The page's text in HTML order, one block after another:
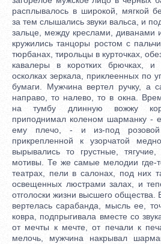
расплывалось в широкой, мягкой
за тем слышались звуки вальса, и
зальце, между креслами, диванами
кружились танцоры ростом с
тюрбанах, тирольцы в курточках,
кавалеры в коротких брючках,
осколках зеркала, приклеенных по
бумаги. Мужчина вертел ручку, а
направо, то налево, то в окна.
на тумбу длинную вожжу
приподнимал коленом шарманку -
ему плечо, - и из-под розовой
прикрепленной к узорчатой
вырывались то грустные,
мотивы. Те же самые мелодии где-
театрах, пели в салонах, под них
освещенных люстрами залах, и
отголоски жизни высшего общества.
вертелась сарабанда, мысль ее,
ковра, подпрыгивала вместе со
от мечты к мечте, от печали к
мелочь, мужчина накрывал